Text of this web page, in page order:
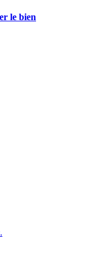
le bien